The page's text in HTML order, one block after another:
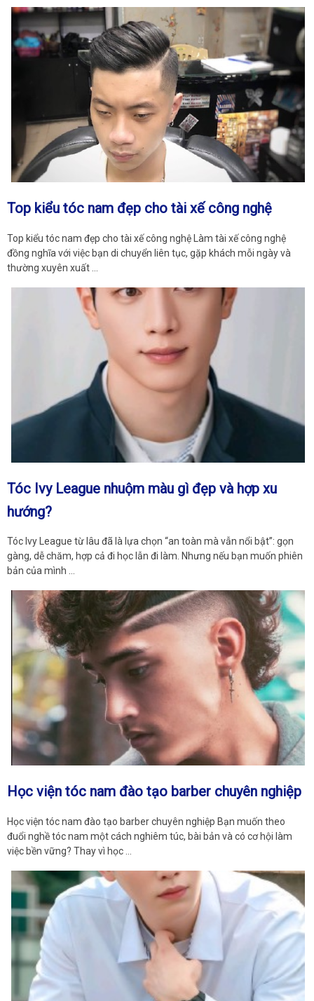
Top kiểu tóc nam đẹp cho tài xế công nghệ
Top kiểu tóc nam đẹp cho tài xế công nghệ Làm tài xế công nghệ
đồng nghĩa với việc bạn di chuyển liên tục, gặp khách mỗi ngày và
thường xuyên xuất …
Tóc Ivy League nhuộm màu gì đẹp và hợp xu
hướng?
Tóc Ivy League từ lâu đã là lựa chọn “an toàn mà vẫn nổi bật”: gọn
gàng, dễ chăm, hợp cả đi học lẫn đi làm. Nhưng nếu bạn muốn phiên
bản của mình …
Học viện tóc nam đào tạo barber chuyên nghiệp
Học viện tóc nam đào tạo barber chuyên nghiệp Bạn muốn theo
đuổi nghề tóc nam một cách nghiêm túc, bài bản và có cơ hội làm
việc bền vững? Thay vì học …